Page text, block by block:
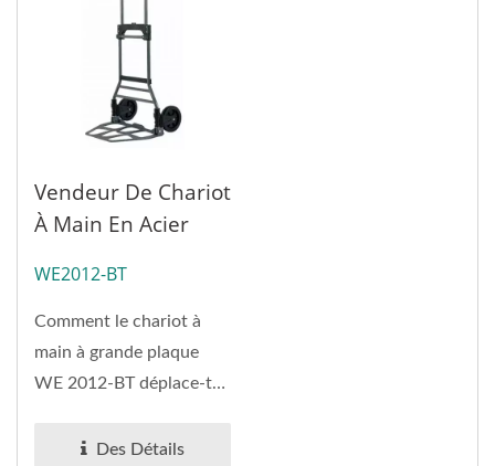
Vendeur De Chariot
À Main En Acier
Grande Plaque De
Pied (charge 120
Kg).
WE2012-BT
Comment le chariot à
main à grande plaque
WE 2012-BT déplace-t-il
équipements...
Des Détails